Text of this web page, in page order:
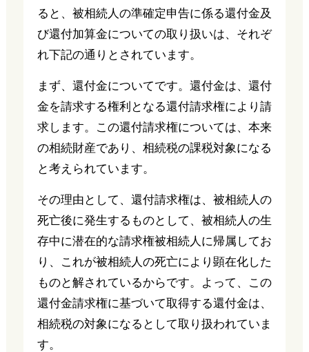
ると、被相続人の準確定申告に係る還付金及
び還付加算金についての取り扱いは、それぞ
れ下記の通りとされています。
まず、還付金についてです。還付金は、還付
金を請求する権利となる還付請求権により請
求します。この還付請求権については、本来
の相続財産であり、相続税の課税対象になる
と考えられています。
その理由として、還付請求権は、被相続人の
死亡後に発生するものとして、被相続人の生
存中に潜在的な請求権被相続人に帰属してお
り、これが被相続人の死亡により顕在化した
ものと解されているからです。よって、この
還付金請求権に基づいて取得する還付金は、
相続税の対象になるとして取り扱われていま
す。